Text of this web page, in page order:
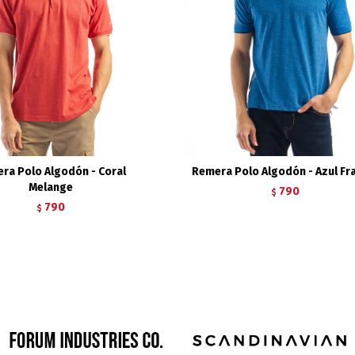
Polo Algodón - Coral
Melange
$ 790
Remera Polo Algodón - Azul
$ 790